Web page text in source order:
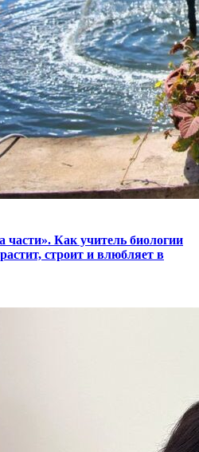
части». Как учитель биологии
строит и влюбляет в